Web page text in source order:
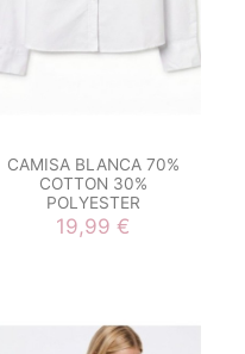
CAMISA BLANCA 70%
COTTON 30%
POLYESTER
19,99 €